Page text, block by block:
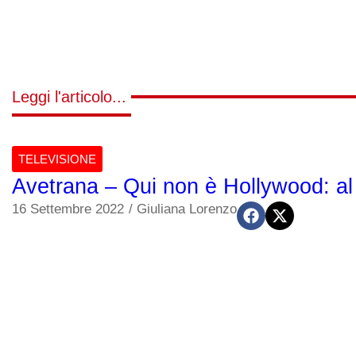
Leggi l'articolo...
TELEVISIONE
Avetrana – Qui non è Hollywood:
16 Settembre 2022 / Giuliana Lorenzo